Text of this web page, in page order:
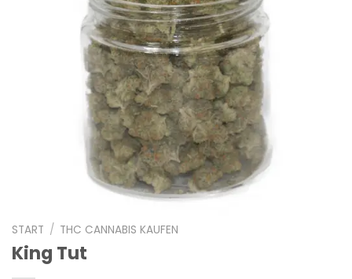
START / THC CANNABIS KAUFEN
King Tut